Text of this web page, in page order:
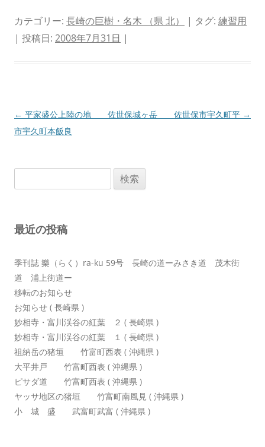
カテゴリー: 長崎の巨樹・名木 （県 北） | タグ: 練習用
| 投稿日: 2008年7月31日 |
投
稿
ョ
← 平家盛公上陸の地 佐世保
市宇久町本飯良
城ヶ岳 佐世保市宇久町平 →
索:
最近の投稿
季刊誌 樂（らく）ra-ku 59号 長崎の道ーみさき道 茂木街
道 浦上街道ー
移転のお知らせ
お知らせ ( 長崎県 )
妙相寺・富川渓谷の紅葉 ２ ( 長崎県 )
妙相寺・富川渓谷の紅葉 １ ( 長崎県 )
祖納岳の猪垣 竹富町西表 ( 沖縄県 )
大平井戸 竹富町西表 ( 沖縄県 )
ピサダ道 竹富町西表 ( 沖縄県 )
ヤッサ地区の猪垣 竹富町南風見 ( 沖縄県 )
小 城 盛 武富町武富 ( 沖縄県 )